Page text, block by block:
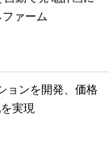
ァーム
ョンを開発、価格
実現